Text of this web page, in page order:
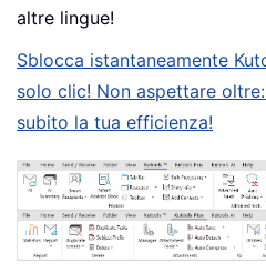
altre lingue!
Sblocca istantaneamente
solo clic! Non aspettare
subito la tua efficienza!